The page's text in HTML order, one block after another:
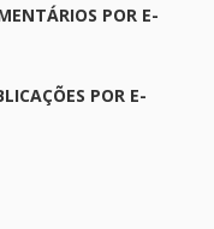
POR E-
POR E-